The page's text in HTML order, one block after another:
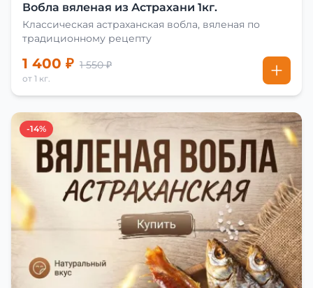
Вобла вяленая из Астрахани 1кг.
Классическая астраханская вобла, вяленая по
традиционному рецепту
1 400 ₽ 1 550 ₽
от 1 кг.
-14%